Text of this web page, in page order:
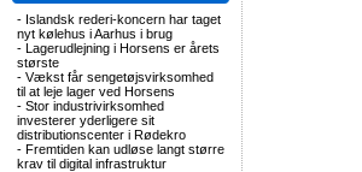
- Islandsk rederi-koncern har taget
nyt kølehus i Aarhus i brug
- Lagerudlejning i Horsens er årets
største
- Vækst får sengetøjsvirksomhed
til at leje lager ved Horsens
- Stor industrivirksomhed
investerer yderligere sit
distributionscenter i Rødekro
- Fremtiden kan udløse langt større
krav til digital infrastruktur